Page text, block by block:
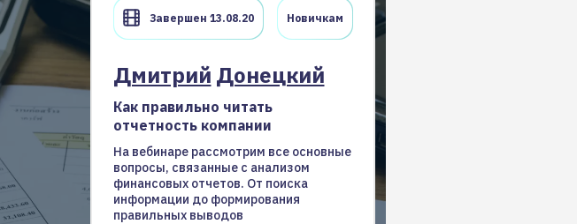
Завершен 13.08.20 Новичкам
Дмитрий Донецкий
Как правильно читать
отчетность компании
На вебинаре рассмотрим все основные
вопросы, связанные с анализом
финансовых отчетов. От поиска
информации до формирования
правильных выводов